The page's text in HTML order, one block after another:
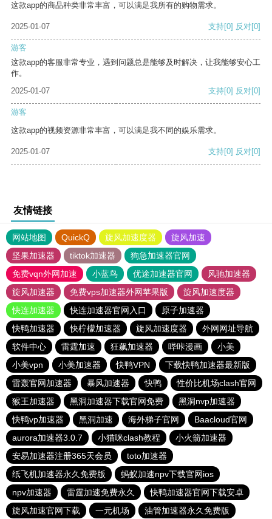
这款app的商品种类非常丰富，可以满足我所有的购物需求。
2025-01-07 支持[0] 反对[0]
游客
这款app的客服非常专业，遇到问题总是能够及时解决，让我能够安心工
作。
2025-01-07
支持[0] 反对[0]
游客
这款app的视频资源非常丰富，可以满足我不同的娱乐需求。
2025-01-07 支持[0] 反对[0]
友情链接
网站地图 QuickQ 旋风加速度器
旋风加速
坚果加速器
tiktok加速器
狗急加速器官网
免费vqn外网加速
小蓝鸟 优途加速器官网
风驰加速器
旋风加速器
免费vps加速器外网苹果版
旋风加速度器
快连加速器
快连加速器官网入口
原子加速器
快鸭加速器
快柠檬加速器 旋风加速度器
外网网址导航
软件中心
雷霆加速 狂飙加速器 哔咔漫画
小美
小美vpn
小美加速器 快鸭VPN
下载快鸭加速器最新版
雷轰官网加速器
暴风加速器 快鸭
性价比机场clash官网
猴王加速器
黑洞加速器下载官网免费
黑洞nvp加速器
快鸭vp加速器
黑洞加速 海外梯子官网
Baacloud官网
aurora加速器3.0.7
小猫咪clash教程
小火箭加速器
安易加速器注册365天会员
toto加速器
纸飞机加速器永久免费版
蚂蚁加速npv下载官网ios
npv加速器
雷霆加速免费永久
快鸭加速器官网下载安卓
旋风加速官网下载
一元机场 油管加速器永久免费版